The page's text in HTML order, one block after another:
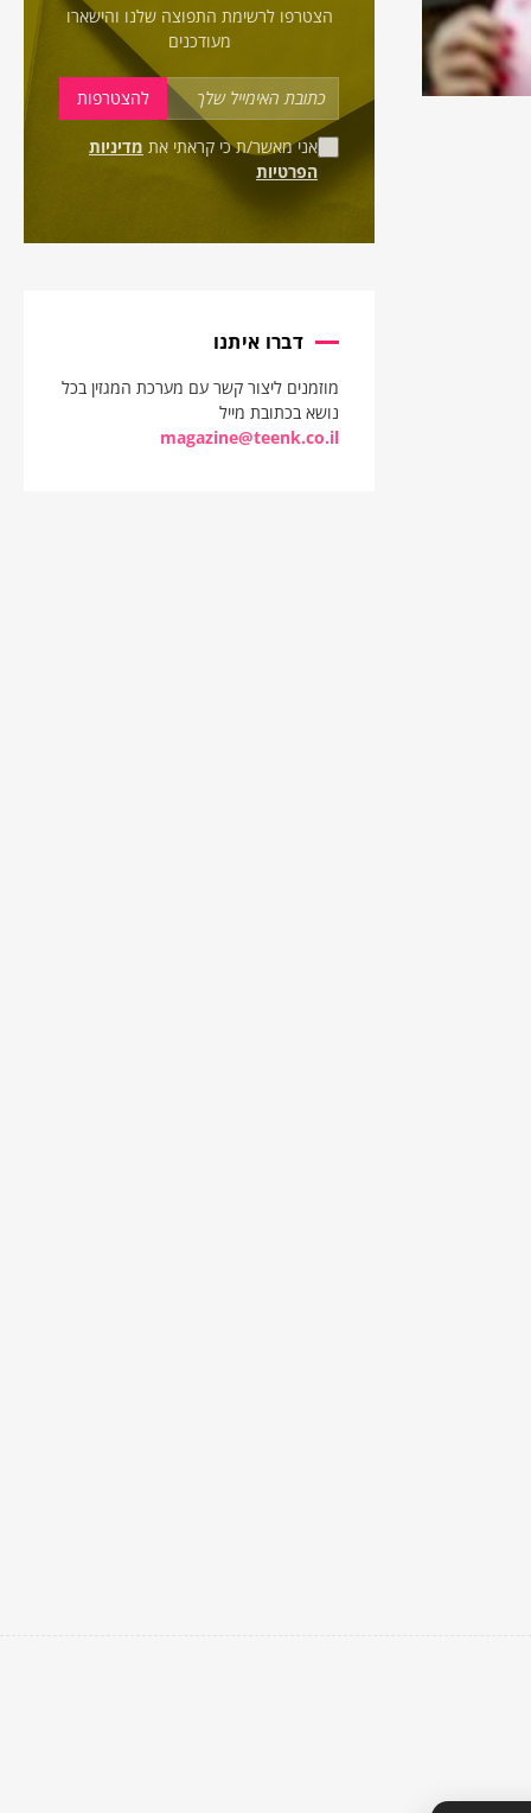
הצטרפו לרשימת התפוצה שלנו והישארו
מעודכנים
אני מאשר/ת כי קראתי את מדיניות
הפרטיות
דברו איתנו
מוזמנים ליצור קשר עם מערכת המגזין בכל
נושא בכתובת מייל
magazine@teenk.co.il